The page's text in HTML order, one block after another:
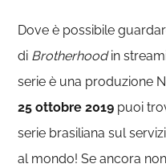
Dove è possibile
di Brotherhoodin
serie è una produzione
25 ottobre 2019 puoi
serie brasiliana sul
al mondo! Se ancora